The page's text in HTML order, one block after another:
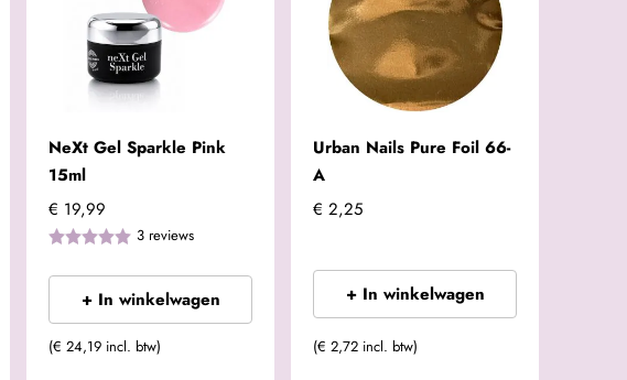
NeXt Gel Sparkle Pink
15ml
€ 19,99
3 reviews
+ In winkelwagen
(€ 24,19 incl. btw)
Urban Nails Pure Foil 66-
A
€ 2,25
+ In winkelwagen
(€ 2,72 incl. btw)